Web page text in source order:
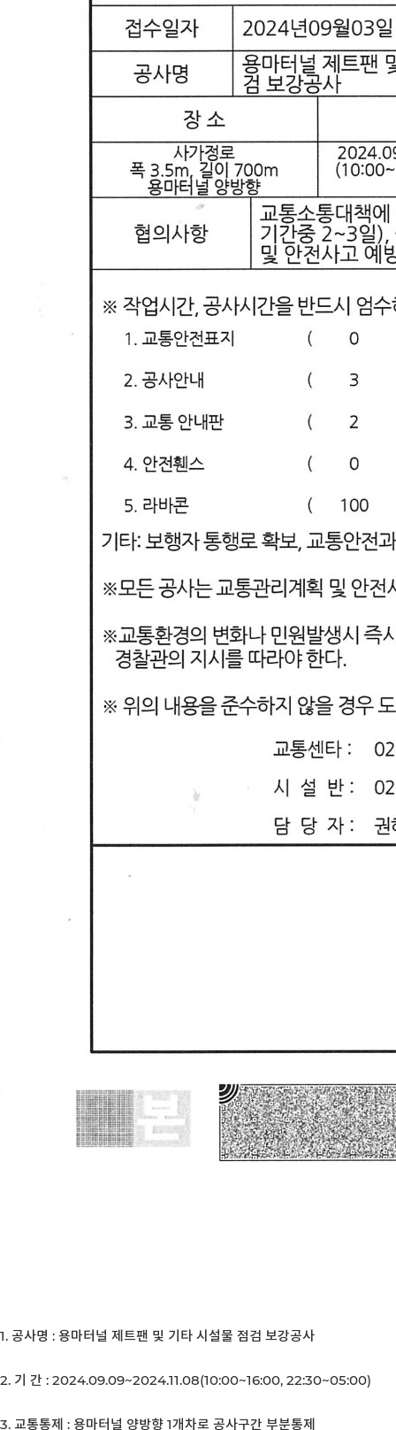
1. 공사명 : 용마터널 제트팬 및 기타 시설물 점검 보강공사
2. 기 간 : 2024.09.09~2024.11.08(10:00~16:00, 22:30~05:00)
3. 교통통제 : 용마터널 양방향 1개차로 공사구간 부분통제